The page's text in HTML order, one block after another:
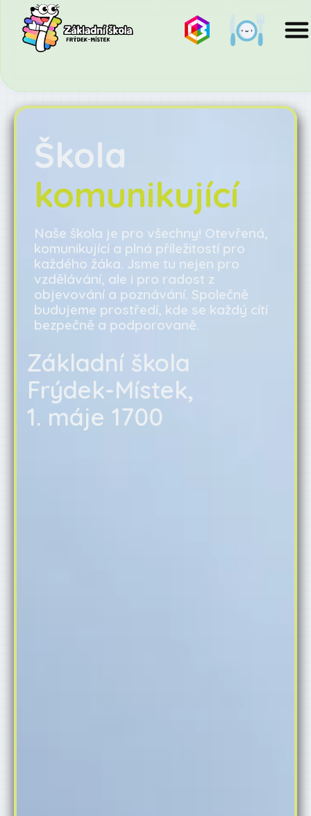
Škola
komunikující
Naše škola je pro všechny! Otevřená,
komunikující a plná příležitostí pro
každého žáka. Jsme tu nejen pro
vzdělávání, ale i pro radost z
objevování a poznávání. Společně
budujeme prostředí, kde se každý cítí
bezpečně a podporovaně.
Základní škola
Frýdek-Místek,
1. máje 1700